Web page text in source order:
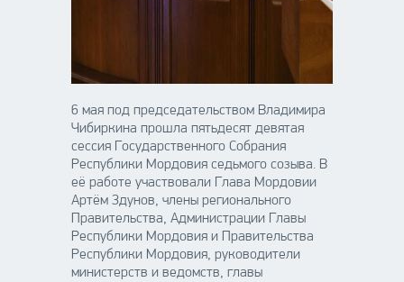
6 мая под председательством Владимира
Чибиркина прошла пятьдесят девятая
сессия Государственного Собрания
Республики Мордовия седьмого созыва. В
её работе участвовали Глава Мордовии
Артём Здунов, члены регионального
Правительства, Администрации Главы
Республики Мордовия и Правительства
Республики Мордовия, руководители
министерств и ведомств, главы